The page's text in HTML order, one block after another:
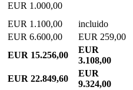
EUR 1.000,00
EUR 1.100,00
incluido
EUR 6.600,00
EUR 259,00
EUR 15.256,00
EUR
3.108,00
EUR 22.849,60
EUR
9.324,00